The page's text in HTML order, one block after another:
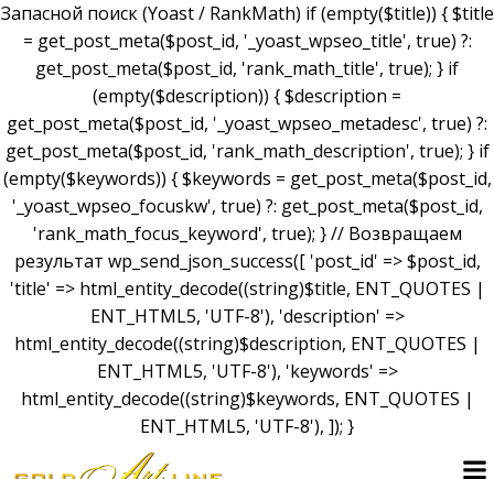
Запасной поиск (Yoast / RankMath) if (empty($title)) { $title
= get_post_meta($post_id, '_yoast_wpseo_title', true) ?:
get_post_meta($post_id, 'rank_math_title', true); } if
(empty($description)) { $description =
get_post_meta($post_id, '_yoast_wpseo_metadesc', true) ?:
get_post_meta($post_id, 'rank_math_description', true); } if
(empty($keywords)) { $keywords = get_post_meta($post_id,
'_yoast_wpseo_focuskw', true) ?: get_post_meta($post_id,
'rank_math_focus_keyword', true); } // Возвращаем
результат wp_send_json_success([ 'post_id' => $post_id,
'title' => html_entity_decode((string)$title, ENT_QUOTES |
ENT_HTML5, 'UTF-8'), 'description' =>
html_entity_decode((string)$description, ENT_QUOTES |
ENT_HTML5, 'UTF-8'), 'keywords' =>
html_entity_decode((string)$keywords, ENT_QUOTES |
ENT_HTML5, 'UTF-8'), ]); }